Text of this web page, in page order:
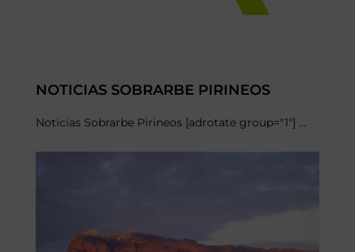
NOTICIAS SOBRARBE PIRINEOS
Noticias Sobrarbe Pirineos [adrotate group="1"] ...